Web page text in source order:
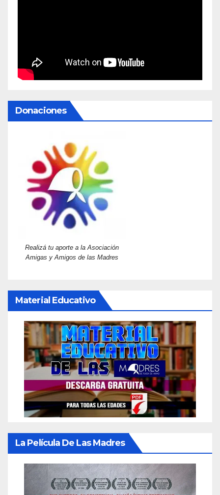
Donaciones
Realizá tu aporte a la Asociación
Amigas y Amigos de las Madres
Material Educativo
La Película De Las Madres